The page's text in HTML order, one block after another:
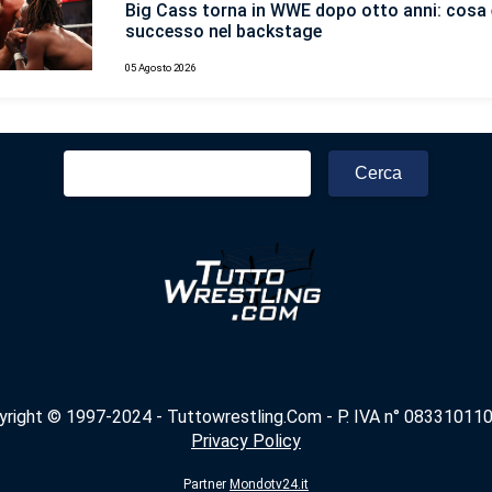
Big Cass torna in WWE dopo otto anni: cosa
successo nel backstage
05 Agosto 2026
© 1997-2024 - Tuttowrestling.Com - P. IVA n°
Privacy Policy
Partner Mondotv24.it